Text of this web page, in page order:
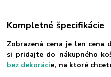
Kompletné špecifikácie
Zobrazená cena je len cena
si pridajte do nákupného
bez dekorácie, na ktoré